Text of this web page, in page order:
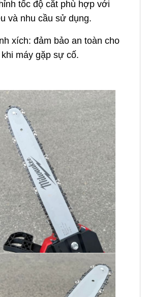
tốc độ cắt phù hợp với
và nhu cầu sử dụng.
xích: đảm bảo an toàn cho
máy gặp sự cố.